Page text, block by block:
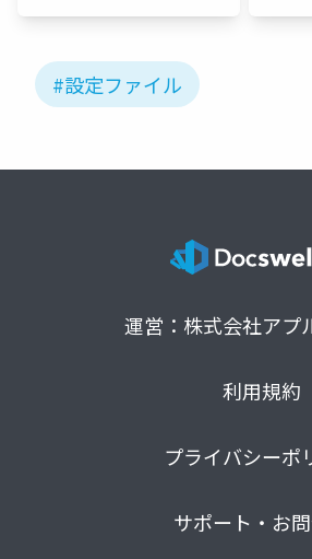
#設定ファイル
運営：株式会社アプ
利用規約
プライバシーポ
サポート・お